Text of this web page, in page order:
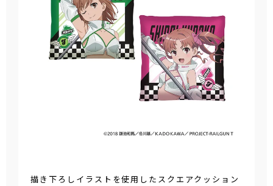
描き下ろしイラストを使用したスクエアクッション